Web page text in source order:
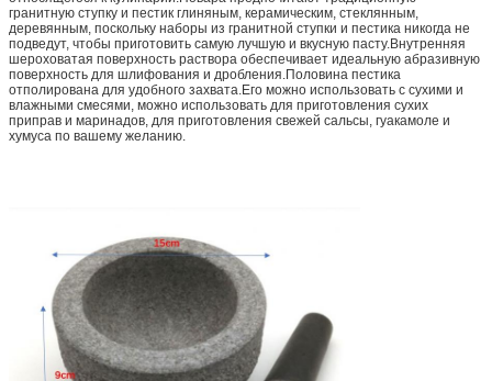
гранитную ступку и пестик глиняным, керамическим, стеклянным,
деревянным, поскольку наборы из гранитной ступки и пестика никогда не
подведут, чтобы приготовить самую лучшую и вкусную пасту.Внутренняя
шероховатая поверхность раствора обеспечивает идеальную абразивную
поверхность для шлифования и дробления.Половина пестика
отполирована для удобного захвата.Его можно использовать с сухими и
влажными смесями, можно использовать для приготовления сухих
приправ и маринадов, для приготовления свежей сальсы, гуакамоле и
хумуса по вашему желанию.